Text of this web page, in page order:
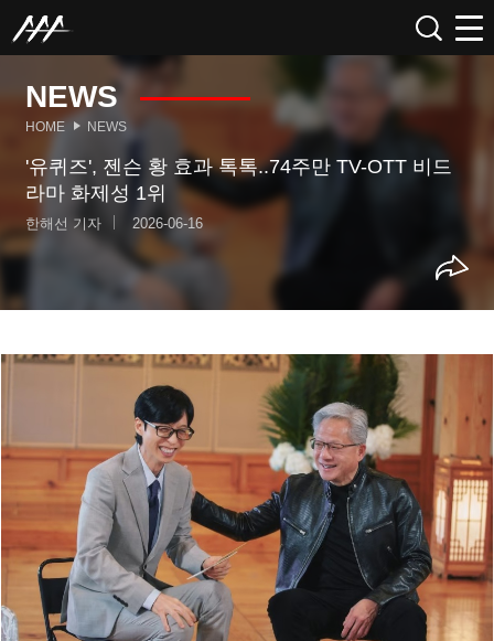
NEWS
HOME NEWS
'유퀴즈', 젠슨 황 효과 톡톡..74주만 TV-OTT 비드
라마 화제성 1위
한해선 기자 2026-06-16